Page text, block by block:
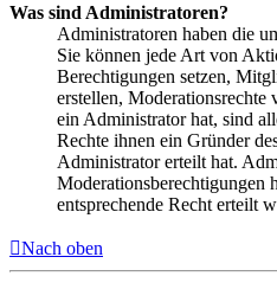
Was sind Administratoren?
Administratoren haben die
Sie können jede Art von
Berechtigungen setzen,
erstellen, Moderationsrechte
ein Administrator hat, sind
Rechte ihnen ein Gründer
Administrator erteilt hat.
Moderationsberechtigungen
entsprechende Recht erteilt
Nach oben